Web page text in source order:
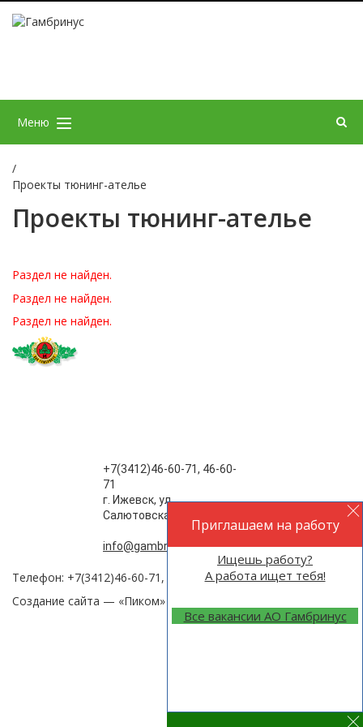
Меню
/
Проекты тюнинг-ателье
Проекты тюнинг-ателье
Раздел не найден.
Раздел не найден.
Раздел не найден.
+7(3412)46-60-71, 46-60-
71
г. Ижевск, ул.
Салютовская , 77
info@gambrinus-izh.ru
Телефон: +7(3412)46-60-71, 46-60-32,
Создание сайта — «Пиком»
Приглашаем на работу
Ищешь работу?
А работа ищет тебя!
Все вакансии АО Гамбринус